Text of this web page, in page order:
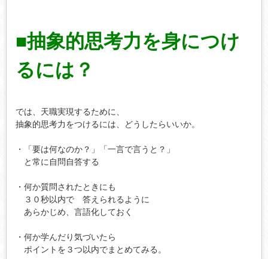
■抽象的思考力を身につけ
るには？
では、天職実現するために、
抽象的思考力をつけるには、どうしたらいいか。
・「要は何なのか？」「一言で言うと？」
と常に自問自答する
・何か質問されたときにも
３０秒以内で　答えられるように
あらかじめ、言語化しておく
・何か学んだり気づいたら
ポイントを３つ以内でまとめてみる。